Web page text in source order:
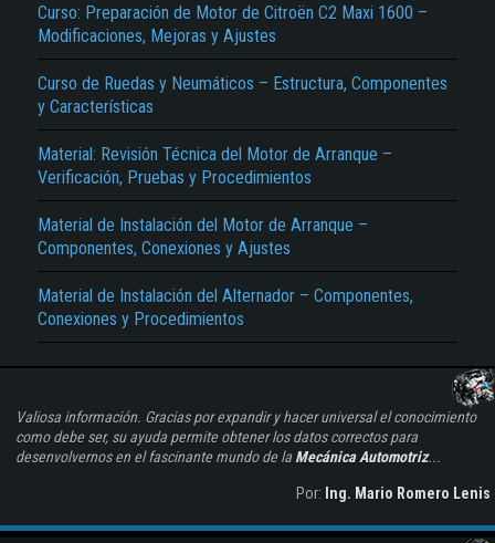
Curso: Preparación de Motor de Citroën C2 Maxi 1600 –
Modificaciones, Mejoras y Ajustes
Curso de Ruedas y Neumáticos – Estructura, Componentes
y Características
Material: Revisión Técnica del Motor de Arranque –
Verificación, Pruebas y Procedimientos
Material de Instalación del Motor de Arranque –
Componentes, Conexiones y Ajustes
Material de Instalación del Alternador – Componentes,
Conexiones y Procedimientos
Valiosa información. Gracias por expandir y hacer universal el conocimiento
como debe ser, su ayuda permite obtener los datos correctos para
desenvolvernos en el fascinante mundo de la Mecánica Automotriz...
Por: Ing. Mario Romero Lenis